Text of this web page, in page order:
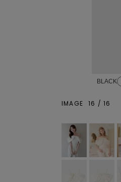
BLACK
IMAGE 16 /16